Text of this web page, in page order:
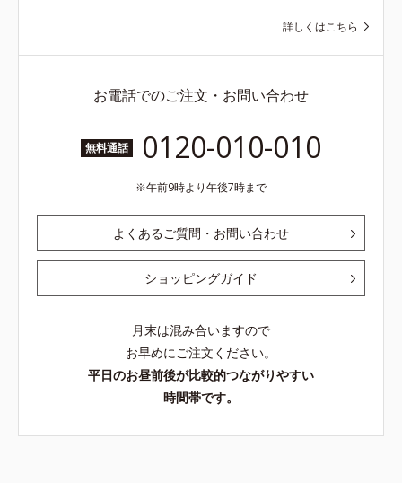
詳しくはこちら
お電話でのご注文・お問い合わせ
無料通話 0120-010-010
午前9時より午後7時まで
よくあるご質問・お問い合わせ
ショッピングガイド
月末は混み合いますので
お早めにご注文ください。
平日のお昼前後が比較的つながりやすい
時間帯です。